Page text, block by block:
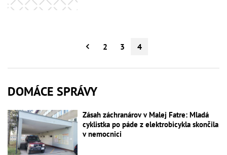
2 3 4
DOMÁCE SPRÁVY
Zásah záchranárov v Malej Fatre: Mladá
cyklistka po páde z elektrobicykla skončila
v nemocnici